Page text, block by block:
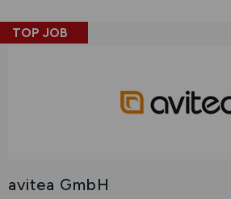
TOP JOB
avitea GmbH